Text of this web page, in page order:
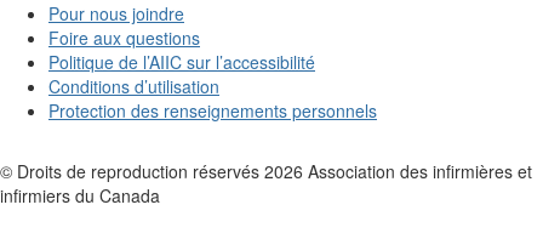
Pour nous joindre
Foire aux questions
Politique de l’AIIC sur l’accessibilité
Conditions d’utilisation
Protection des renseignements personnels
© Droits de reproduction réservés 2026 Association des infirmières et
infirmiers du Canada